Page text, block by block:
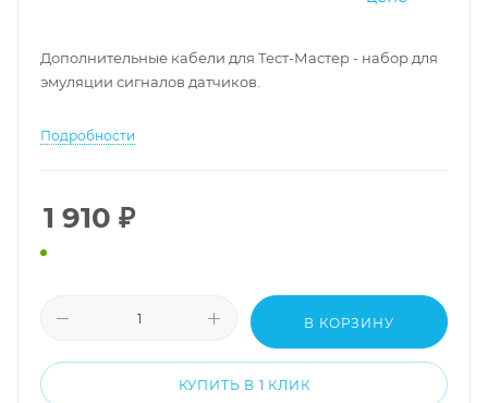
Дополнительные кабели для Тест-Мастер - набор для
эмуляции сигналов датчиков.
Подробности
1 910 ₽
В КОРЗИНУ
КУПИТЬ В 1 КЛИК